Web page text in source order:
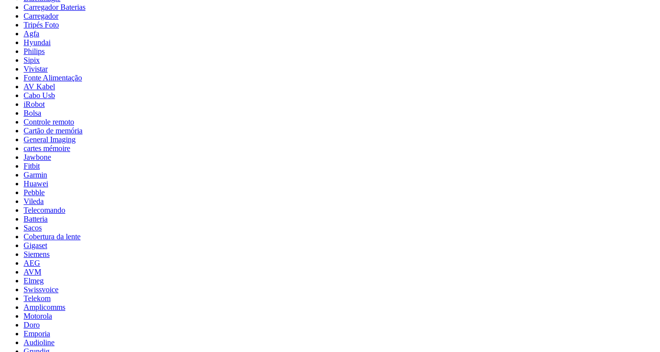
Carregador Baterias
Carregador
Tripés Foto
Agfa
Hyundai
Philips
Sipix
Vivistar
Fonte Alimentação
AV Kabel
Cabo Usb
iRobot
Bolsa
Controle remoto
Cartão de memória
General Imaging
cartes mémoire
Jawbone
Fitbit
Garmin
Huawei
Pebble
Vileda
Telecomando
Batteria
Sacos
Cobertura da lente
Gigaset
Siemens
AEG
AVM
Elmeg
Swissvoice
Telekom
Amplicomms
Motorola
Doro
Emporia
Audioline